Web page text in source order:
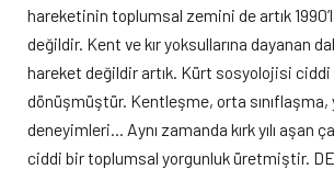
hareketinin toplumsal zemini de artık
değildir. Kent ve kır yoksullarına dayanan
hareket değildir artık. Kürt sosyolojisi
dönüşmüştür. Kentleşme, orta sınıflaşma,
deneyimleri… Aynı zamanda kırk yılı aşan
ciddi bir toplumsal yorgunluk üretmiştir.